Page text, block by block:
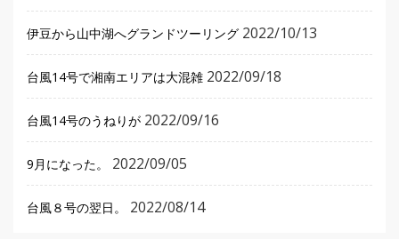
伊豆から山中湖へグランドツーリング 2022/10/13
台風14号で湘南エリアは大混雑 2022/09/18
台風14号のうねりが 2022/09/16
9月になった。 2022/09/05
台風８号の翌日。 2022/08/14